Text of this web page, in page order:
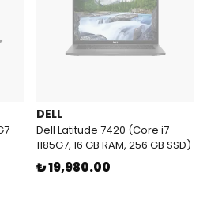
DELL
Dell Latitude 7420 (Core i7-
1185G7, 16 GB RAM, 256 GB SSD)
₺ 19,980.00